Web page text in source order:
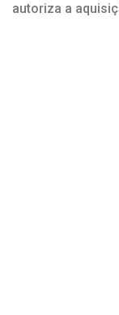
autoriza a